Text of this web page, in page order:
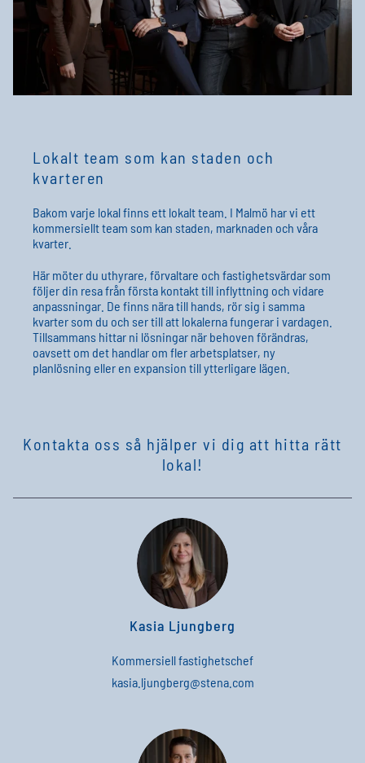
Lokalt team som kan staden och
kvarteren
Bakom varje lokal finns ett lokalt team. I Malmö har vi ett
kommersiellt team som kan staden, marknaden och våra
kvarter.
Här möter du uthyrare, förvaltare och fastighetsvärdar som
följer din resa från första kontakt till inflyttning och vidare
anpassningar. De finns nära till hands, rör sig i samma
kvarter som du och ser till att lokalerna fungerar i vardagen.
Tillsammans hittar ni lösningar när behoven förändras,
oavsett om det handlar om fler arbetsplatser, ny
planlösning eller en expansion till ytterligare lägen.
Kontakta oss så hjälper vi dig att hitta rätt
lokal!
Kasia Ljungberg
Kommersiell fastighetschef
kasia. ljungberg@stena. com